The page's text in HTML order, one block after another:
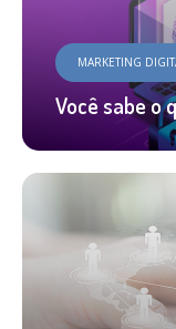
MARKETING
Você sabe o